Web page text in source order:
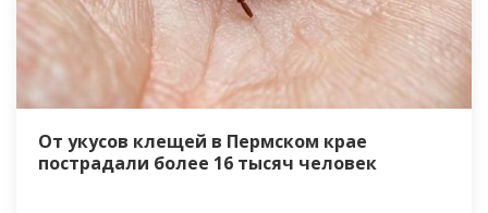
От укусов клещей в Пермском крае
пострадали более 16 тысяч человек